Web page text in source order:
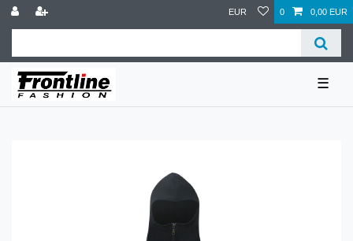
EUR 0 0,00 EUR
☰